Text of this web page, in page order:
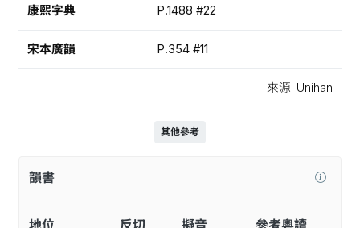
康熙字典 P.1488 #22
宋本廣韻 P.354 #11
來源: Unihan
其他參考
韻書
地位 反切 擬音 參考粵讀